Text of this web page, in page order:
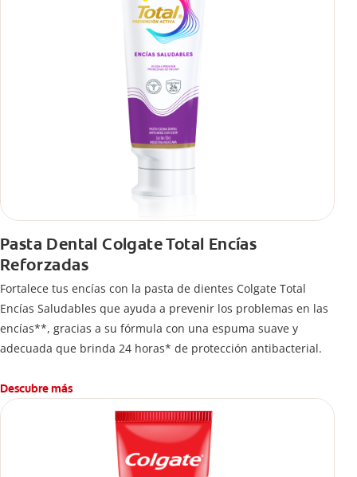
Pasta Dental Colgate Total Encías
Reforzadas
Fortalece tus encías con la pasta de dientes Colgate Total
Encías Saludables que ayuda a prevenir los problemas en las
encías**, gracias a su fórmula con una espuma suave y
adecuada que brinda 24 horas* de protección antibacterial.
Descubre más